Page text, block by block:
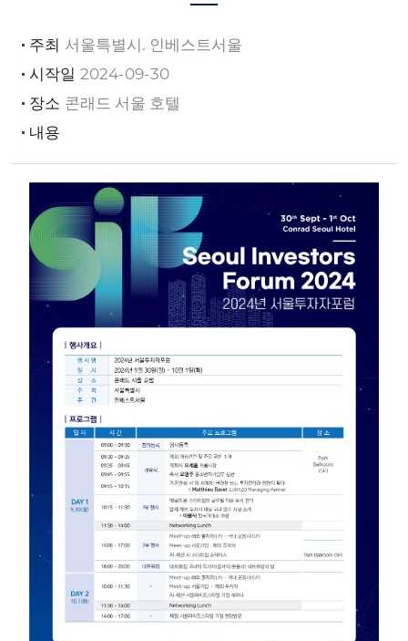
주최 서울특별시. 인베스트서울
시작일 2024-09-30
장소 콘래드 서울 호텔
내용